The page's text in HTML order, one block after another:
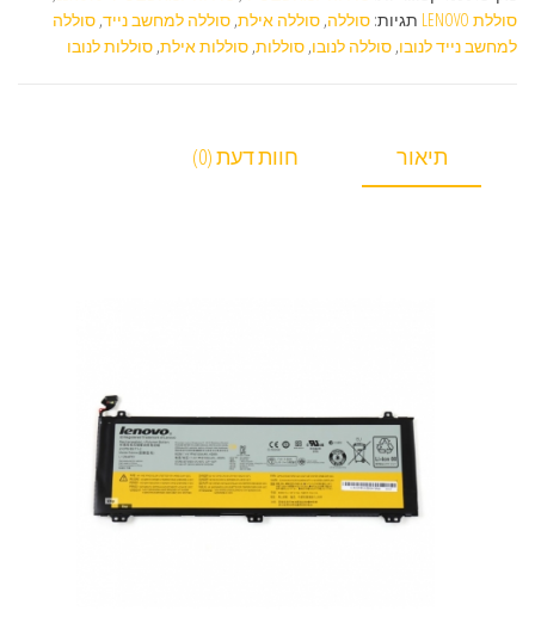
סוללת LENOVO
תגיות: סוללה, סוללה אילת, סוללה למחשב נייד, סוללה
למחשב נייד לנובו, סוללה לנובו, סוללות, סוללות אילת, סוללות לנובו
תיאור חוות דעת (0)